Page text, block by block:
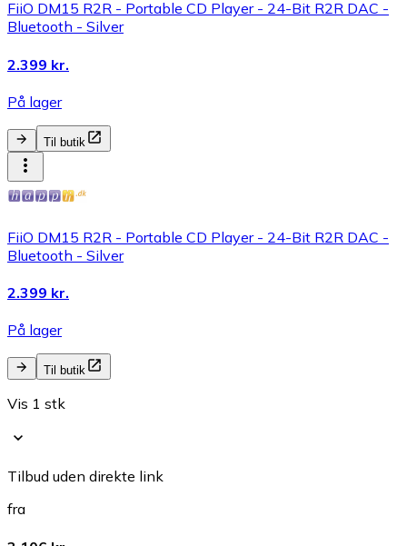
FiiO DM15 R2R - Portable CD Player - 24-Bit R2R DAC -
Bluetooth - Silver
2.399 kr.
På lager
Til butik
FiiO DM15 R2R - Portable CD Player - 24-Bit R2R DAC -
Bluetooth - Silver
2.399 kr.
På lager
Til butik
Vis 1 stk
Tilbud uden direkte link
fra